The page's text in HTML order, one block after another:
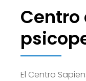
El Centro